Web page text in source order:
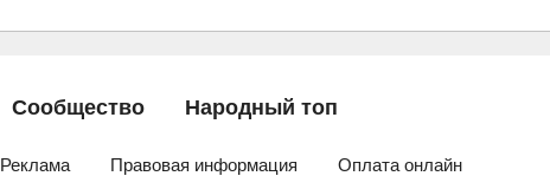
Сообщество Народный топ
Реклама Правовая информация Оплата онлайн